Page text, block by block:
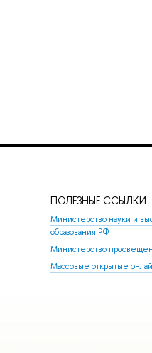
ПОЛЕЗНЫЕ ССЫЛКИ
Министерство науки и
образования РФ
Министерство
Массовые открытые